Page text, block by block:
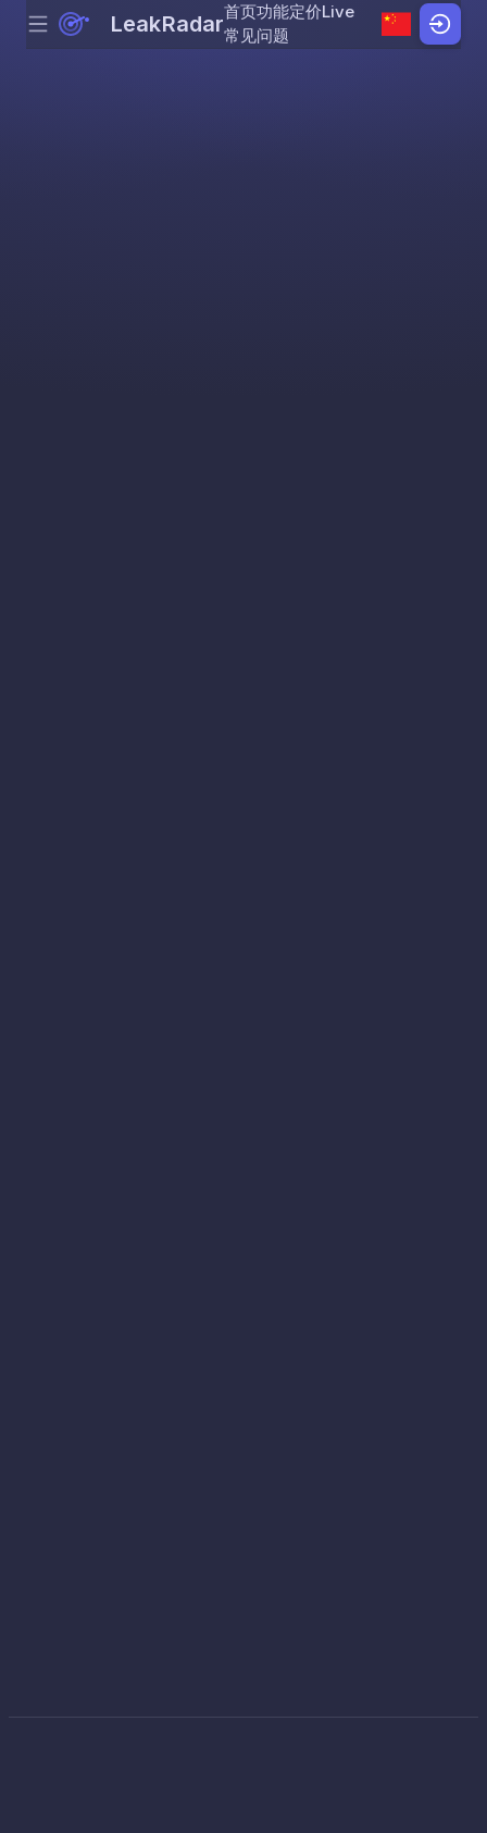
Skip to content
Menu LeakRadar首页功能定价Live
常见问题